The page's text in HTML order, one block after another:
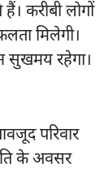
करीबी लोगों
मिलेगी।
सुखमय रहेगा।
परिवार
के अवसर